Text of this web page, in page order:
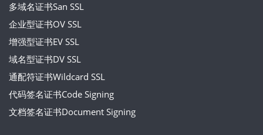
多域名证书San SSL
企业型证书OV SSL
增强型证书EV SSL
域名型证书DV SSL
通配符证书Wildcard SSL
代码签名证书Code Signing
文档签名证书Document Signing